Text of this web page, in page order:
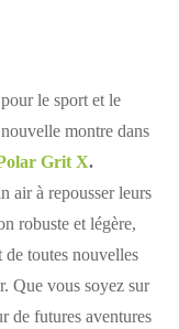
le sport et le
montre dans
Grit X.
air à repousser leurs
robuste et légère,
toutes nouvelles
Que vous soyez sur
de futures aventures